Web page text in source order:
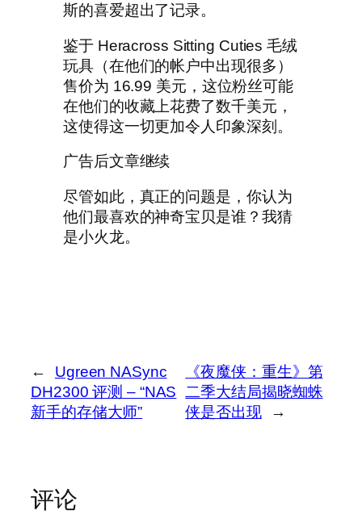
斯的喜爱超出了记录。
鉴于 Heracross Sitting Cuties 毛绒
玩具（在他们的帐户中出现很多）
售价为 16.99 美元，这位粉丝可能
在他们的收藏上花费了数千美元，
这使得这一切更加令人印象深刻。
广告后文章继续
尽管如此，真正的问题是，你认为
他们最喜欢的神奇宝贝是谁？我猜
是小火龙。
←
Ugreen NASync
DH2300 评测 – “NAS
新手的存储大师”
《夜魔侠：重生》第
二季大结局揭晓蜘蛛
侠是否出现
→
评论